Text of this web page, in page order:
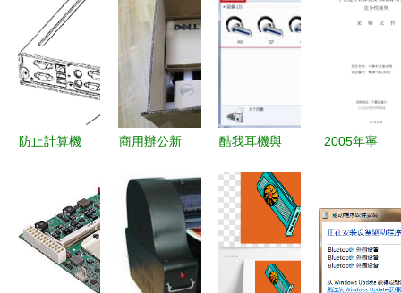
防止計算機
箱設計方案
商用辦公新
OptiPlex
390石家莊
售3820
元，穩定高
酷我耳機與
完整指南
2005年寧
標書（計算
機及外圍設